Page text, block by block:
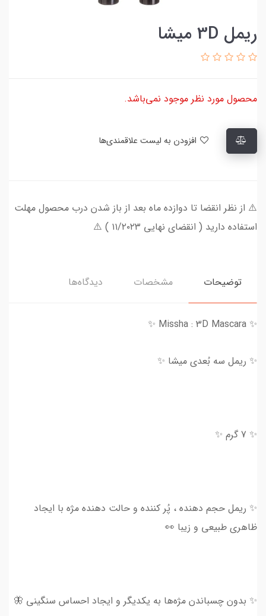
ریمل 3D میشا
محصول مورد نظر موجود نمی‌باشد.
⚠️ از نظر انقضا تا دوازده ماه بعد از باز شدن درب محصول مهلت
استفاده دارید ( انقضای نهایی ۱۱/۲۰۲۳ ) ⚠️
توضیحات مشخصات دیدگاه‌ها
✨ Missha : 3D Mascara ✨
✨ ریمل سه بُعدی میشا ✨
✨ 7 گرم ✨
✨ ریمل حجم دهنده ، پُر کننده و حالت دهنده مژه با ایجاد
ظاهری طبیعی و زیبا 👀
✨ بدون چسباندن مژه‌ها به یکدیگر و ایجاد احساس سنگینی 🦋